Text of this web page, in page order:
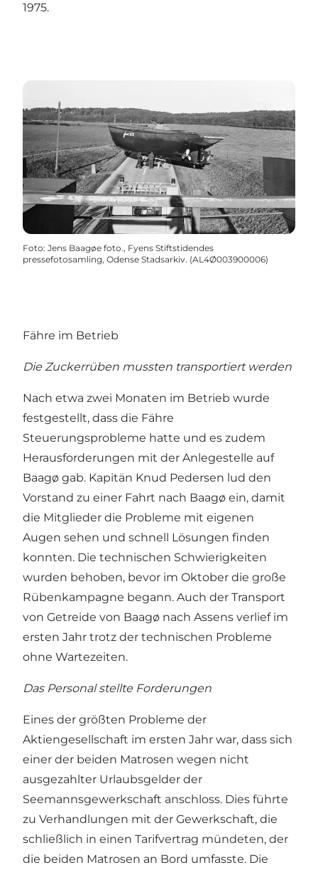
1975.
Foto: Jens Baagøe foto., Fyens Stiftstidendes
pressefotosamling, Odense Stadsarkiv. (AL4Ø003900006)
Fähre im Betrieb
Die Zuckerrüben mussten transportiert werden
Nach etwa zwei Monaten im Betrieb wurde
festgestellt, dass die Fähre
Steuerungsprobleme hatte und es zudem
Herausforderungen mit der Anlegestelle auf
Baagø gab. Kapitän Knud Pedersen lud den
Vorstand zu einer Fahrt nach Baagø ein, damit
die Mitglieder die Probleme mit eigenen
Augen sehen und schnell Lösungen finden
konnten. Die technischen Schwierigkeiten
wurden behoben, bevor im Oktober die große
Rübenkampagne begann. Auch der Transport
von Getreide von Baagø nach Assens verlief im
ersten Jahr trotz der technischen Probleme
ohne Wartezeiten.
Das Personal stellte Forderungen
Eines der größten Probleme der
Aktiengesellschaft im ersten Jahr war, dass sich
einer der beiden Matrosen wegen nicht
ausgezahlter Urlaubsgelder der
Seemannsgewerkschaft anschloss. Dies führte
zu Verhandlungen mit der Gewerkschaft, die
schließlich in einen Tarifvertrag mündeten, der
die beiden Matrosen an Bord umfasste. Die